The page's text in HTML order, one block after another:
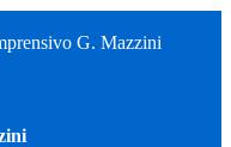
G. Mazzini